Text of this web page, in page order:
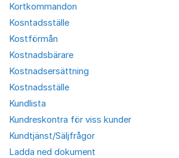
Kortkommandon
Kosntadsställe
Kostförmån
Kostnadsbärare
Kostnadsersättning
Kostnadsställe
Kundlista
Kundreskontra för viss kunder
Kundtjänst/Säljfrågor
Ladda ned dokument